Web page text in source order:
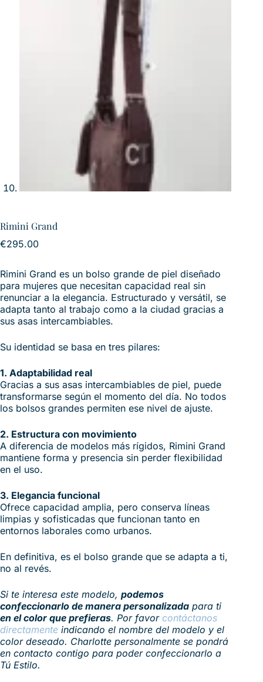
Rimini Grand
€295.00
Rimini Grand es un bolso grande de piel diseñado
para mujeres que necesitan capacidad real sin
renunciar a la elegancia. Estructurado y versátil, se
adapta tanto al trabajo como a la ciudad gracias a
sus asas intercambiables.
Su identidad se basa en tres pilares:
1. Adaptabilidad real
Gracias a sus asas intercambiables de piel, puede
transformarse según el momento del día. No todos
los bolsos grandes permiten ese nivel de ajuste.
2. Estructura con movimiento
A diferencia de modelos más rígidos, Rimini Grand
mantiene forma y presencia sin perder flexibilidad
en el uso.
3. Elegancia funcional
Ofrece capacidad amplia, pero conserva líneas
limpias y sofisticadas que funcionan tanto en
entornos laborales como urbanos.
En definitiva, es el bolso grande que se adapta a ti,
no al revés.
Si te interesa este modelo, podemos
confeccionarlo de manera personalizada para ti
en el color que prefieras. Por favor contáctanos
directamente indicando el nombre del modelo y el
color deseado. Charlotte personalmente se pondrá
en contacto contigo para poder confeccionarlo a
Tú Estilo.